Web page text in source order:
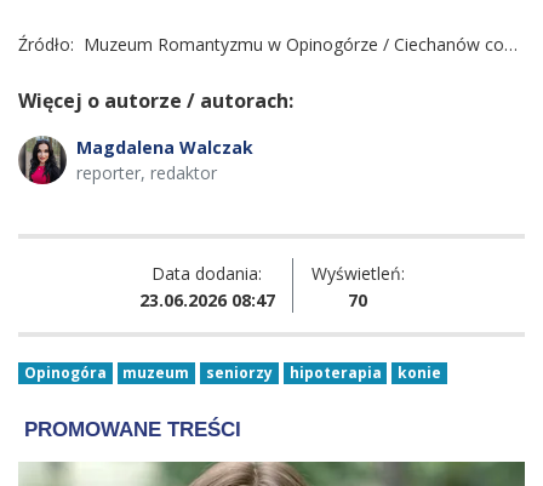
Źródło: Muzeum Romantyzmu w Opinogórze / Ciechanów cozadzien.pl
Więcej o autorze / autorach:
Magdalena Walczak
reporter, redaktor
Data dodania:
23.06.2026 08:47
Wyświetleń:
70
Opinogóra muzeum seniorzy hipoterapia konie